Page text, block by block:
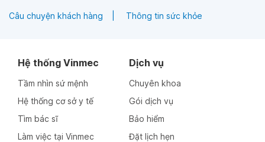
Câu chuyện khách hàng Thông tin sức khỏe
Hệ thống Vinmec
Tầm nhìn sứ mệnh
Hệ thống cơ sở y tế
Tìm bác sĩ
Làm việc tại Vinmec
Dịch vụ
Chuyên khoa
Gói dịch vụ
Bảo hiểm
Đặt lịch hẹn